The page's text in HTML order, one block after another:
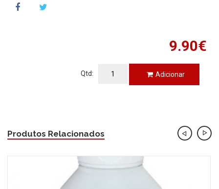
9.90€
Qtd: Adicionar
Produtos Relacionados